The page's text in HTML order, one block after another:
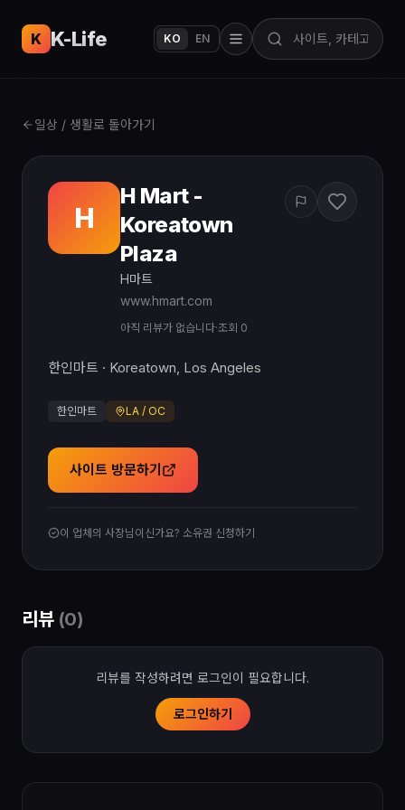
K K-Life KO EN
일상 / 생활로 돌아가기
H
H Mart -
Koreatown
Plaza
H마트
www.hmart.com
아직 리뷰가 없습니다·조회 0
한인마트 · Koreatown, Los Angeles
한인마트 LA / OC
사이트 방문하기
이 업체의 사장님이신가요? 소유권 신청하기
리뷰 (0)
리뷰를 작성하려면 로그인이 필요합니다.
로그인하기